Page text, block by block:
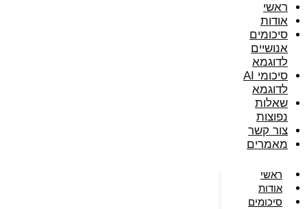
ראשי
אודות
סיכומים
אנושיים
לדוגמא
סיכומי AI
לדוגמא
שאלות
נפוצות
צור קשר
מאמרים
ראשי
אודות
סיכומים